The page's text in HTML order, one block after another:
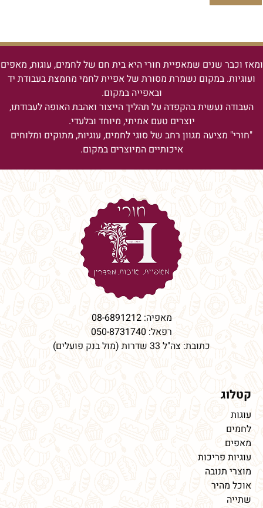
ומאז וכבר שנים שמאפיית חורי היא בית חם של לחמים, עוגות, מאפים
ועוגיות. במקום נשמרת מסורת של אפיית לחמי מחמצת בעבודת יד
ובאפייה במקום.
העבודה נעשית בהקפדה על תהליך הייצור ואהבת האופה לעבודתו,
יוצרים טעם אמיתי, מיוחד ובלעדי.
"חורי" מציעה מגוון רחב של סוגי לחמים, עוגיות, מתוקים ומלוחים
איכותיים המיוצרים במקום.
מאפיה:08-6891212
רפאל: 050-8731740
כתובת: צה"ל 33 שדרות (מול בנק פועלים)
קטלוג
עוגות
לחמים
מאפים
עוגיות פריכות
מוצרי תנובה
אוכל מהיר
שתייה